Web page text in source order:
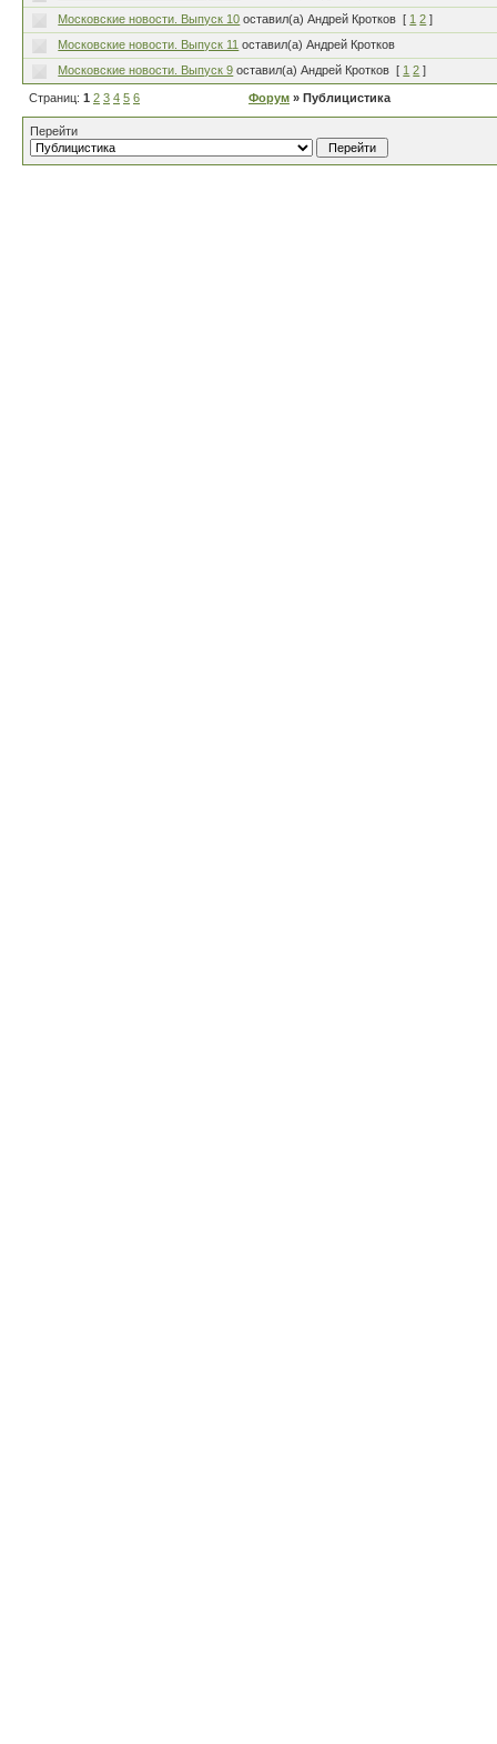
Московские новости. Выпуск 10 оставил(а) Андрей Кротков [ 1 2 ]
Московские новости. Выпуск 11 оставил(а) Андрей Кротков
Московские новости. Выпуск 9 оставил(а) Андрей Кротков [ 1 2 ]
Страниц: 1 2 3 4 5 6 Форум » Публицистика
Перейти